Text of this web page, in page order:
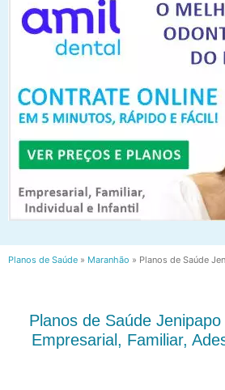
Planos de Saúde » Maranhão » Planos de Saúde
Planos de Saúde
Empresarial, Familiar,